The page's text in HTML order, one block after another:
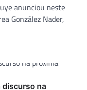
anunciou neste
González Nader,
discurso na